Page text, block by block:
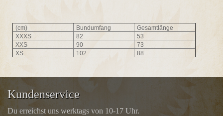
(cm) Bundumfang
Gesamtlänge
XXXS
82
53
XXS
90
73
XS
102 88
Kundenservice
Du erreichst uns werktags von 10-17 Uhr.